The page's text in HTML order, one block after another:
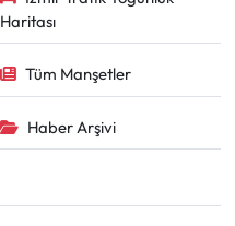
Haritası
Tüm Manşetler
Haber Arşivi